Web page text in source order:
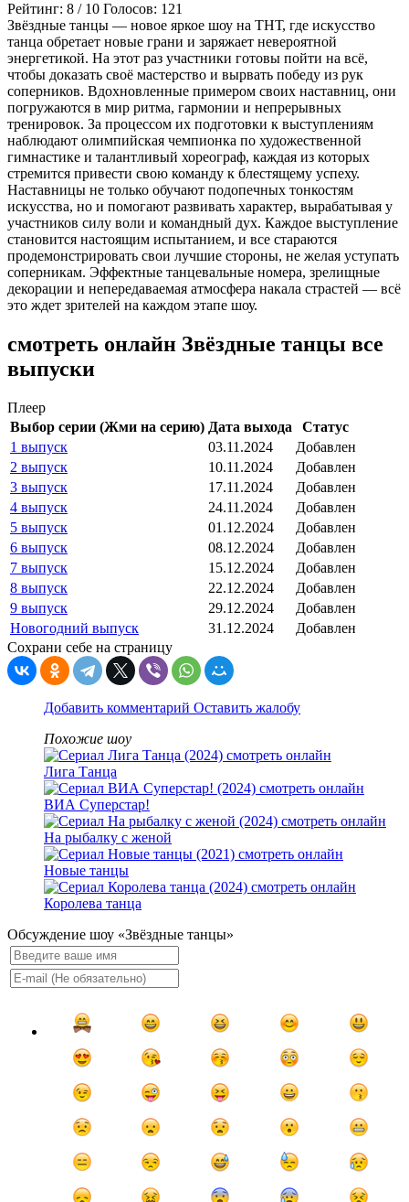
Рейтинг: 8 / 10 Голосов: 121
Звёздные танцы — новое яркое шоу на ТНТ, где искусство
танца обретает новые грани и заряжает невероятной
энергетикой. На этот раз участники готовы пойти на всё,
чтобы доказать своё мастерство и вырвать победу из рук
соперников. Вдохновленные примером своих наставниц, они
погружаются в мир ритма, гармонии и непрерывных
тренировок. За процессом их подготовки к выступлениям
наблюдают олимпийская чемпионка по художественной
гимнастике и талантливый хореограф, каждая из которых
стремится привести свою команду к блестящему успеху.
Наставницы не только обучают подопечных тонкостям
искусства, но и помогают развивать характер, вырабатывая у
участников силу воли и командный дух. Каждое выступление
становится настоящим испытанием, и все стараются
продемонстрировать свои лучшие стороны, не желая уступать
соперникам. Эффектные танцевальные номера, зрелищные
декорации и непередаваемая атмосфера накала страстей — всё
это ждет зрителей на каждом этапе шоу.
смотреть онлайн Звёздные танцы все
выпуски
Плеер
Выбор серии (Жми на серию) Дата выхода
Статус
1 выпуск
03.11.2024
Добавлен
2 выпуск
10.11.2024
Добавлен
3 выпуск
17.11.2024
Добавлен
4 выпуск
24.11.2024
Добавлен
5 выпуск
01.12.2024
Добавлен
6 выпуск
08.12.2024
Добавлен
7 выпуск
15.12.2024
Добавлен
8 выпуск
22.12.2024
Добавлен
9 выпуск
29.12.2024
Добавлен
Новогодний выпуск
31.12.2024
Добавлен
Сохрани себе на страницу
Добавить комментарий Оставить жалобу
Похожие шоу
Лига Танца
ВИА Суперстар!
На рыбалку с женой
Новые танцы
Королева танца
Обсуждение шоу «Звёздные танцы»